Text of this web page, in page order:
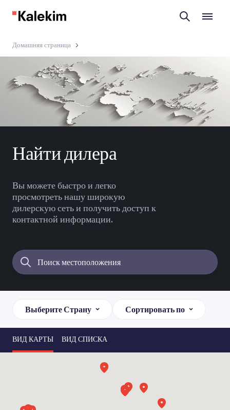
Домашняя страница
Найти дилера
Вы можете быстро и легко
просмотреть нашу широкую
дилерскую сеть и получить доступ к
контактной информации.
Выберите Страну Сортировать по
ВИД КАРТЫ ВИД СПИСКА